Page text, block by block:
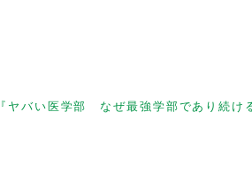
『ヤバい医学部 なぜ最強学部であり続け